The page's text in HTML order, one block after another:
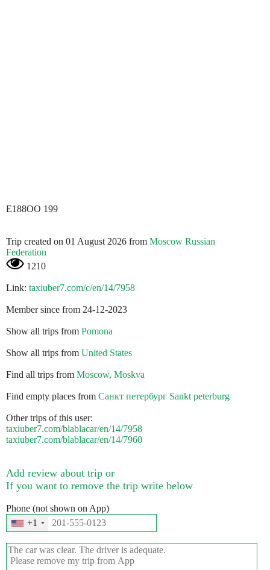
E188OO 199
Trip created on 01 August 2026 from Moscow Russian
Federation
1210
Link: taxiuber7.com/c/en/14/7958
Member since from 24-12-2023
Show all trips from Pomona
Show all trips from United States
Find all trips from Moscow, Moskva
Find empty places from Санкт петербург Sankt peterburg
Other trips of this user:
taxiuber7.com/blablacar/en/14/7958
taxiuber7.com/blablacar/en/14/7960
Add review about trip or
If you want to remove the trip write below
Phone (not shown on App)
+1